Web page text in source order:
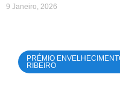
9 Janeiro, 2026
PRÉMIO
RIBEIRO